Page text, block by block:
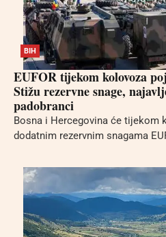
BIH
EUFOR tijekom kolovoza
Stižu rezervne snage,
padobranci
Bosna i Hercegovina će tijekom
dodatnim rezervnim snagama